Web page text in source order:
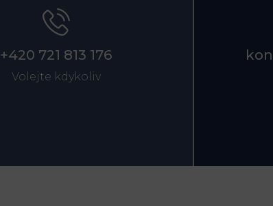
+420 721 813 176
Volejte kdykoliv